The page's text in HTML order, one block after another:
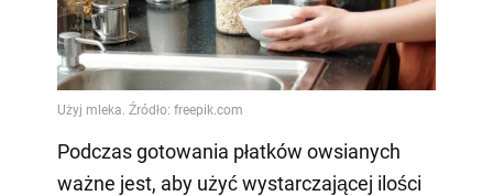
Podczas gotowania płatków owsianych
ważne jest, aby użyć wystarczającej ilości